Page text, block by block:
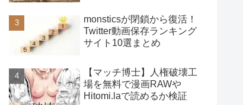
monsticsが閉鎖から復活！
Twitter動画保存ランキング
サイト10選まとめ
【マッチ博士】人権破壊工
場を無料で漫画RAWや
Hitomi.laで読めるか検証